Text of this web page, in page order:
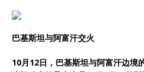
巴基斯坦与阿富汗交火
10月12日，巴基斯坦与阿富汗边境